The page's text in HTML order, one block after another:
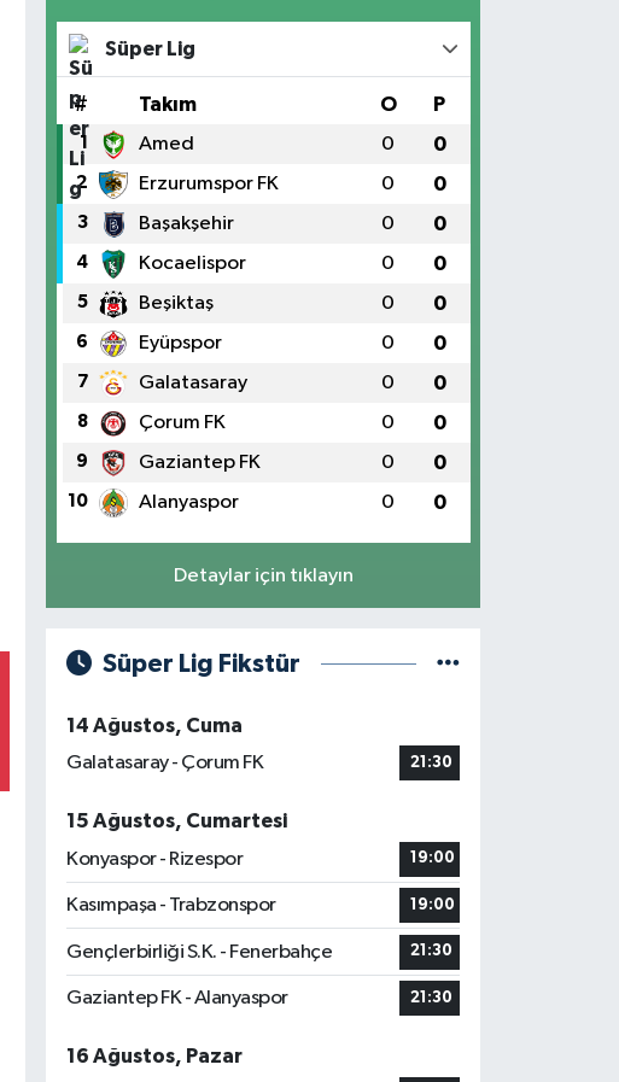
Süper Lig
# Takım O P
1 Amed 0 0
2 Erzurumspor FK 0 0
3 Başakşehir 0 0
4 Kocaelispor 0 0
5 Beşiktaş 0 0
6 Eyüpspor 0 0
7 Galatasaray 0 0
8 Çorum FK 0 0
9 Gaziantep FK 0 0
10 Alanyaspor 0 0
Detaylar için tıklayın
Süper Lig Fikstür
14 Ağustos, Cuma
Galatasaray - Çorum FK
21:30
15 Ağustos, Cumartesi
Konyaspor - Rizespor
19:00
Kasımpaşa - Trabzonspor 19:00
Gençlerbirliği S.K. - Fenerbahçe 21:30
Gaziantep FK - Alanyaspor 21:30
16 Ağustos, Pazar